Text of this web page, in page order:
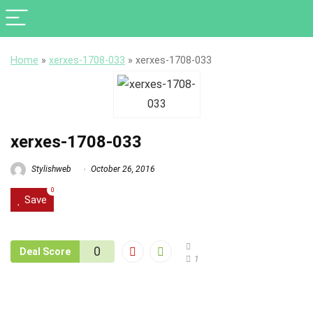
Home » xerxes-1708-033 » xerxes-1708-033
xerxes-1708-033
Stylishweb October 26, 2016
Save
0
Deal Score 0
1